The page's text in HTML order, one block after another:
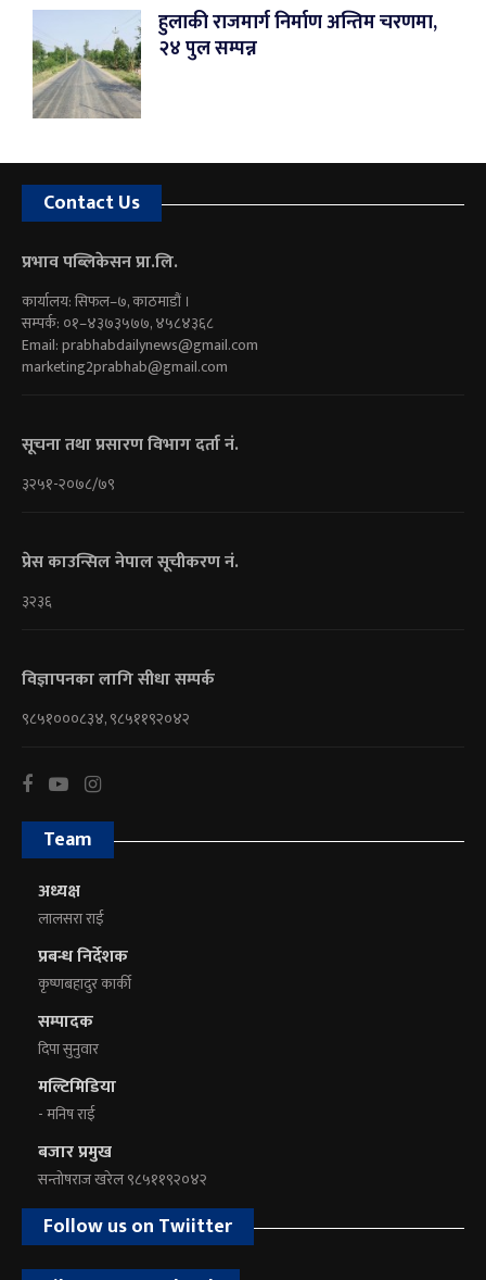
हुलाकी राजमार्ग निर्माण अन्तिम चरणमा,
२४ पुल सम्पन्न
Contact Us
प्रभाव पब्लिकेसन प्रा.लि.
कार्यालय: सिफल–७, काठमाडौं ।
सम्पर्क: ०१–४३७३५७७, ४५८४३६८
Email:prabhabdailynews@gmail.com
marketing2prabhab@gmail.com
सूचना तथा प्रसारण विभाग दर्ता नं.
३२५१-२०७८/७९
प्रेस काउन्सिल नेपाल सूचीकरण नं.
३२३६
विज्ञापनका लागि सीधा सम्पर्क
९८५१०००८३४, ९८५११९२०४२
Team
अध्यक्ष
लालसरा राई
प्रबन्ध निर्देशक
कृष्णबहादुर कार्की
सम्पादक
दिपा सुनुवार
मल्टिमिडिया
- मनिष राई
बजार प्रमुख
सन्तोषराज खरेल ९८५११९२०४२
Follow us on Twiitter